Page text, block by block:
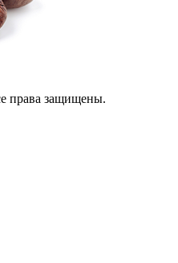
права защищены.